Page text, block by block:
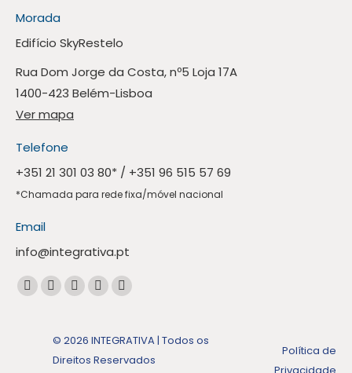
Morada
Edifício SkyRestelo
Rua Dom Jorge da Costa, nº5 Loja 17A
1400-423 Belém-Lisboa
Ver mapa
Telefone
+351 21 301 03 80* / +351 96 515 57 69
*Chamada para rede fixa/móvel nacional
Email
info@integrativa.pt
Encontre-nos em:
A
Facebook
abre
A
Linkedin
abre
A
Instagram
abre
A
Mail
abre
A
Whatsapp
abre
© 2026 INTEGRATIVA | Todos os
Direitos Reservados
Política de